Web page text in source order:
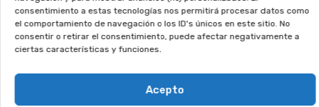
consentimiento a estas tecnologías nos permitirá procesar datos como
el comportamiento de navegación o los ID's únicos en este sitio. No
consentir o retirar el consentimiento, puede afectar negativamente a
ciertas características y funciones.
Acepto
Te puede interesar:
En Bormujos, Sevilla